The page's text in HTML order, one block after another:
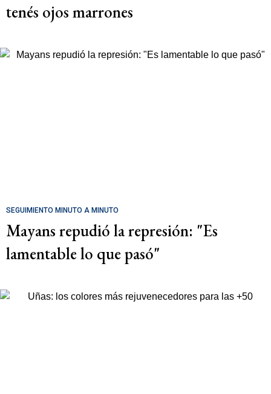
tenés ojos marrones
SEGUIMIENTO MINUTO A MINUTO
Mayans repudió la represión: "Es
lamentable lo que pasó"